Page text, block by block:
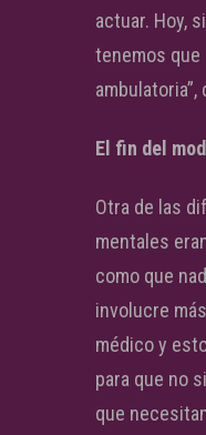
actuar. Hoy,
tenemos que
ambulatoria”,
El fin del
Otra de las
mentales
como que
involucre
médico y
para que no
que